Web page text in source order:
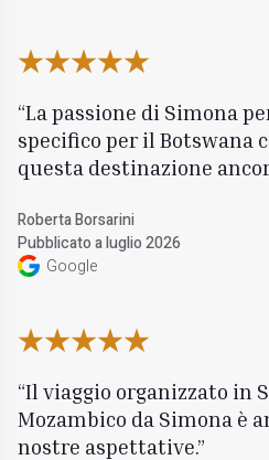
La passione di Simona
specifico per il Botswana
questa destinazione
Roberta Borsarini
Pubblicato a luglio 2026
Google
Il viaggio organizzato in
Mozambico da Simona è
nostre aspettative.